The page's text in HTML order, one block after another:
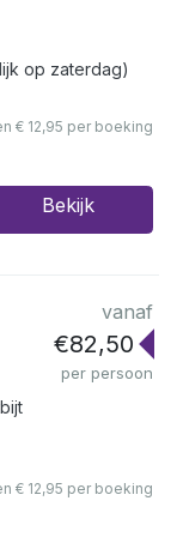
op zaterdag)
€ 12,95 per boeking
Bekijk
vanaf
€82,50
per persoon
€ 12,95 per boeking